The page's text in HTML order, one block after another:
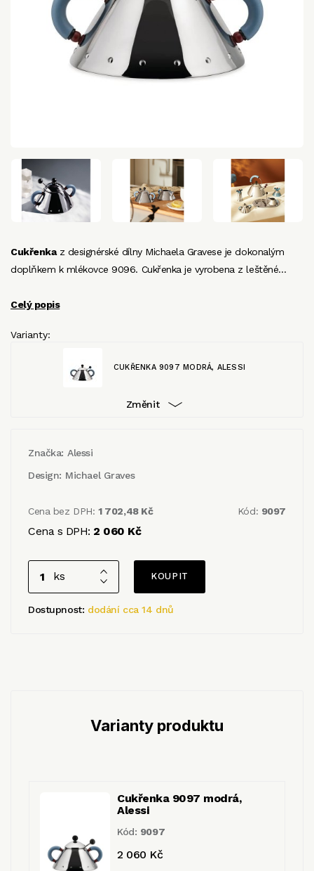
Cukřenkaz designérské dílny Michaela Gravese je dokonalým
doplňkem k mlékovce 9096. Cukřenka je vyrobena z leštěné…
Celý popis
Varianty:
CUKŘENKA 9097 MODRÁ, ALESSI
Změnit
Značka: Alessi
Design: Michael Graves
Cena bez DPH:1 702,48 Kč
Cena s DPH: 2 060 Kč
Kód: 9097
ks
Dostupnost: dodání cca 14 dnů
Varianty produktu
Cukřenka 9097 modrá,
Alessi
Kód: 9097
2 060 Kč